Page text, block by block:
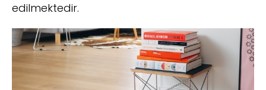
edilmektedir.